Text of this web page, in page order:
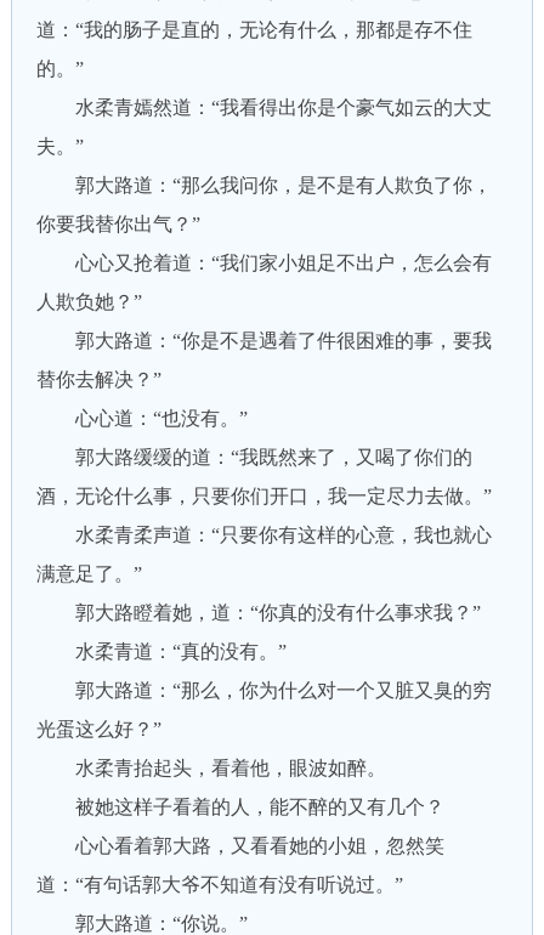
道：“我的肠子是直的，无论有什么，那都是存不住
的。”
水柔青嫣然道：“我看得出你是个豪气如云的大丈
夫。”
郭大路道：“那么我问你，是不是有人欺负了你，
你要我替你出气？”
心心又抢着道：“我们家小姐足不出户，怎么会有
人欺负她？”
郭大路道：“你是不是遇着了件很困难的事，要我
替你去解决？”
心心道：“也没有。”
郭大路缓缓的道：“我既然来了，又喝了你们的
酒，无论什么事，只要你们开口，我一定尽力去做。”
水柔青柔声道：“只要你有这样的心意，我也就心
满意足了。”
郭大路瞪着她，道：“你真的没有什么事求我？”
水柔青道：“真的没有。”
郭大路道：“那么，你为什么对一个又脏又臭的穷
光蛋这么好？”
水柔青抬起头，看着他，眼波如醉。
被她这样子看着的人，能不醉的又有几个？
心心看着郭大路，又看看她的小姐，忽然笑
道：“有句话郭大爷不知道有没有听说过。”
郭大路道：“你说。”